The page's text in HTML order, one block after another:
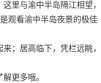
里与渝中半岛隔江相望，
观看渝中半岛夜景的极佳
；居高临下，凭栏远眺，
更多哦。